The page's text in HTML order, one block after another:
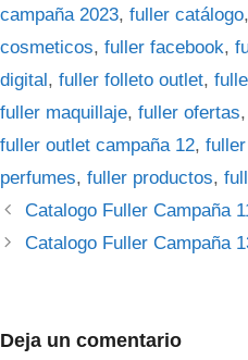
campaña 2023, fuller catálogo,
cosmeticos, fuller facebook,
digital , fuller folleto outlet,
fuller maquillaje, fuller ofertas,
fuller outlet campaña 12,
perfumes, fuller productos,
Catalogo Fuller Campaña
Catalogo Fuller Campaña
Deja un comentario